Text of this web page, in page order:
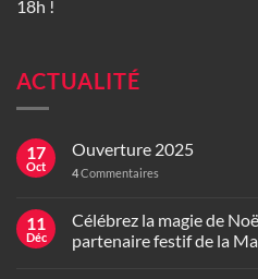
18h !
ACTUALITÉ
17
Oct
Ouverture 2025
4Commentaires
11
Déc
Célébrez la magie de
partenaire festif de la